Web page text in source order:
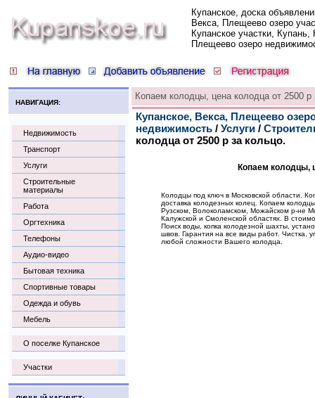
Купанское, доска
Векса, Плещеево озеро
Купанское участки, Купань,
Плещеево озеро
НАВИГАЦИЯ:
Недвижимость
Транспорт
Услуги
Строительные
материалы
Работа
Оргтехника
Телефоны
Аудио-видео
Бытовая техника
Спортивные товары
Одежда и обувь
Мебель
О поселке Купанское
Участки
Копаем колодцы, цена колодца от 2500 р
Купанское, Векса, Плещеево
недвижимость / Услуги /
колодца от 2500 р за кольцо.
Копаем колодцы,
Колодцы под ключ в Московской области.
доставка колодезных колец. Копаем
Рузском, Волоколамском, Можайском р-не
Калужской и Смоленской областях. В
Поиск воды, копка колодезной шахты,
швов. Гарантия на все виды работ. Чистка,
любой сложности Вашего колодца.